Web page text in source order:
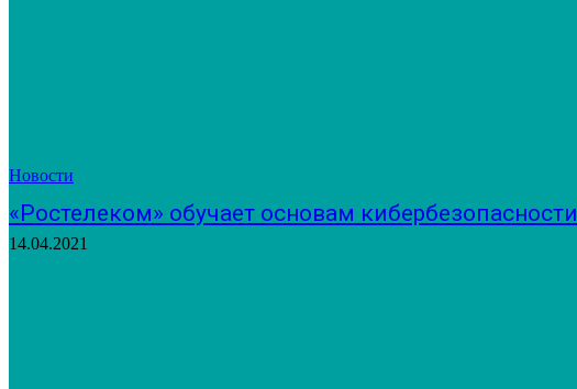
Новости
«Ростелеком» обучает основам кибербезопасности
14.04.2021